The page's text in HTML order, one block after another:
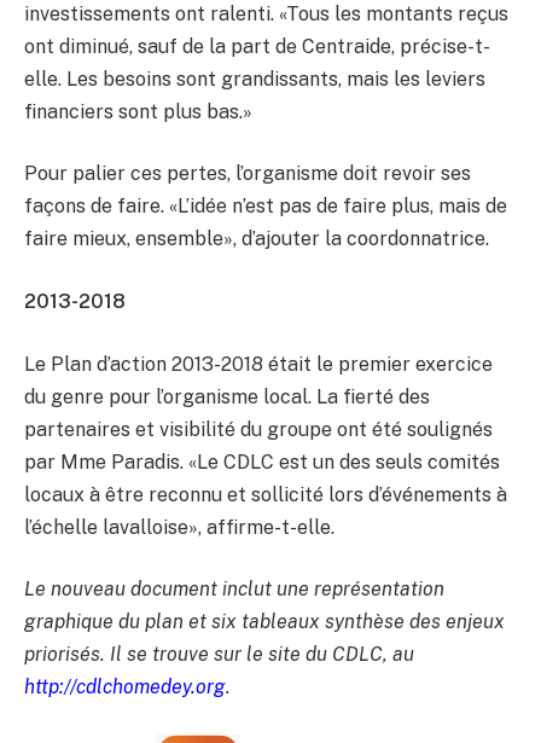
investissements ont ralenti. «Tous les montants reçus
ont diminué, sauf de la part de Centraide, précise-t-
elle. Les besoins sont grandissants, mais les leviers
financiers sont plus bas.»
Pour palier ces pertes, l’organisme doit revoir ses
façons de faire. «L’idée n’est pas de faire plus, mais de
faire mieux, ensemble», d’ajouter la coordonnatrice.
2013-2018
Le Plan d’action 2013-2018 était le premier exercice
du genre pour l’organisme local. La fierté des
partenaires et visibilité du groupe ont été soulignés
par Mme Paradis. «Le CDLC est un des seuls comités
locaux à être reconnu et sollicité lors d’événements à
l’échelle lavalloise», affirme-t-elle.
Le nouveau document inclut une représentation
graphique du plan et six tableaux synthèse des enjeux
priorisés. Il se trouve sur le site du CDLC, au
http://cdlchomedey.org.